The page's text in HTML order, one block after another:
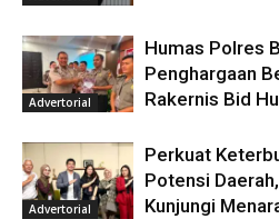
Advertorial
Humas Polres
Penghargaan
Rakernis Bid
Advertorial
Perkuat
Potensi
Kunjungi